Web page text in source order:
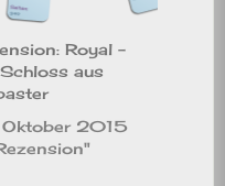
Royal –
aus
2015